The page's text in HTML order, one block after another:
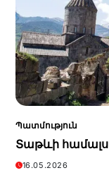
Պատմություն
Տաթևի
16.05.2026